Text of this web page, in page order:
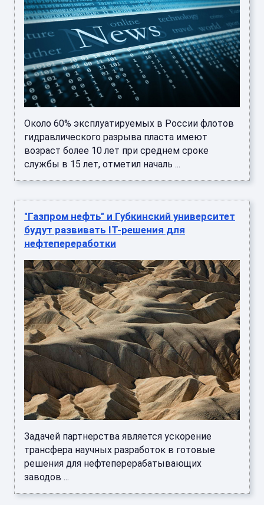
Около 60% эксплуатируемых в России флотов
гидравлического разрыва пласта имеют
возраст более 10 лет при среднем сроке
службы в 15 лет, отметил началь ...
"Газпром нефть" и Губкинский университет
будут развивать IT-решения для
нефтепереработки
Задачей партнерства является ускорение
трансфера научных разработок в готовые
решения для нефтеперерабатывающих
заводов ...